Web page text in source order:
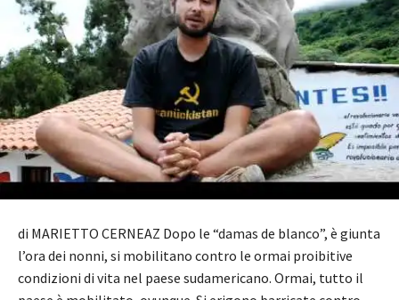
di MARIETTO CERNEAZ Dopo le “damas de blanco”, è giunta
l’ora dei nonni, si mobilitano contro le ormai proibitive
condizioni di vita nel paese sudamericano. Ormai, tutto il